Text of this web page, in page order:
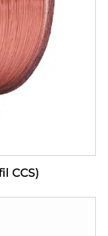
CCS)